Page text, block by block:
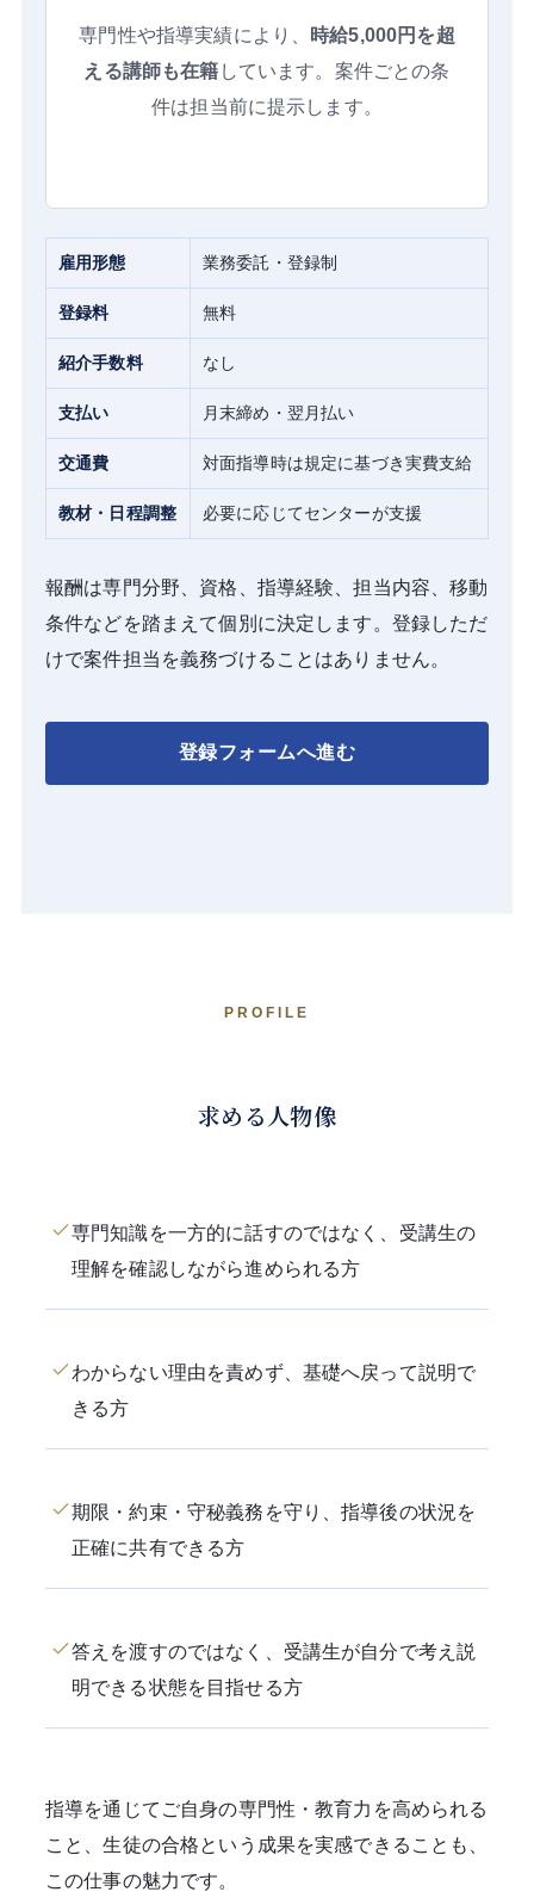
専門性や指導実績により、
時給5,000円を超
える講師も在籍 しています。案件ごとの条
件は担当前に提示します。
雇用形態 業務委託・登録制
登録料 無料
紹介手数料 なし
支払い 月末締め・翌月払い
交通費 対面指導時は規定に基づき実費支給
教材・日程調整 必要に応じてセンターが支援
報酬は専門分野、資格、指導経験、担当内容、移動
条件などを踏まえて個別に決定します。登録しただ
けで案件担当を義務づけることはありません。
登録フォームへ進む
PROFILE
求める人物像
専門知識を一方的に話すのではなく、受講生の
理解を確認しながら進められる方
わからない理由を責めず、基礎へ戻って説明で
きる方
期限・約束・守秘義務を守り、指導後の状況を
正確に共有できる方
答えを渡すのではなく、受講生が自分で考え説
明できる状態を目指せる方
指導を通じてご自身の専門性・教育力を高められる
こと、生徒の合格という成果を実感できることも、
この仕事の魅力です。